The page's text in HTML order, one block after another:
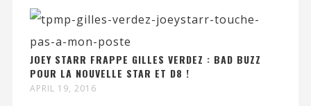
JOEY STARR FRAPPE GILLES VERDEZ : BAD BUZZ
POUR LA NOUVELLE STAR ET D8 !
APRIL 19, 2016